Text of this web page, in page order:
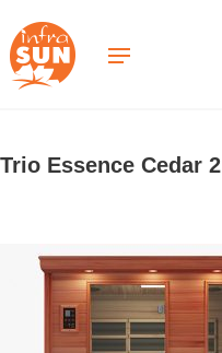
Trio Essence Cedar 2